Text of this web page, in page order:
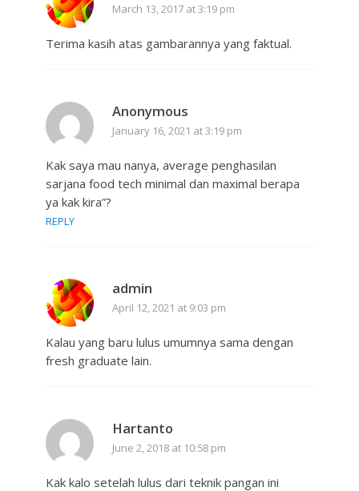
March 13, 2017 at 3:19 pm
Terima kasih atas gambarannya yang faktual.
Anonymous
January 16, 2021 at 3:19 pm
Kak saya mau nanya, average penghasilan
sarjana food tech minimal dan maximal berapa
ya kak kira”?
REPLY
admin
April 12, 2021 at 9:03 pm
Kalau yang baru lulus umumnya sama dengan
fresh graduate lain.
Hartanto
June 2, 2018 at 10:58 pm
Kak kalo setelah lulus dari teknik pangan ini